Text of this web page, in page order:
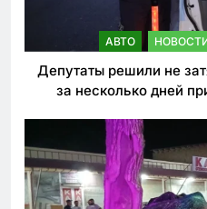
АВТО
Депутаты решили не
за несколько дней